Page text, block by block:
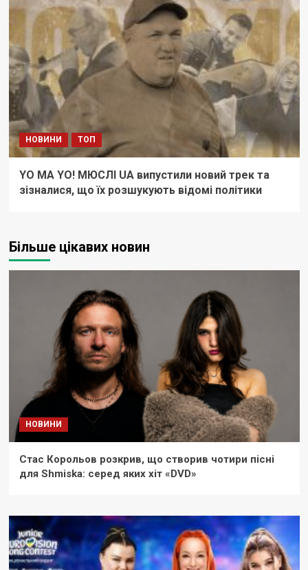
НОВИНИ ТОП
YO MA YO! МЮСЛІ UA випустили новий трек та
зізналися, що їх розшукують відомі політики
Більше цікавих новин
НОВИНИ
Стас Корольов розкрив, що створив чотири пісні
для Shmiska: серед яких хіт «DVD»